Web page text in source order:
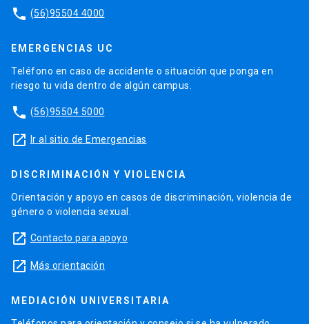
phone (56)95504 4000
EMERGENCIAS UC
Teléfono en caso de accidente o situación que ponga en
riesgo tu vida dentro de algún campus.
phone (56)95504 5000
launch Ir al sitio de Emergencias
DISCRIMINACIÓN Y VIOLENCIA
Orientación y apoyo en casos de discriminación, violencia de
género o violencia sexual.
launch Contacto para apoyo
launch Más orientación
MEDIACIÓN UNIVERSITARIA